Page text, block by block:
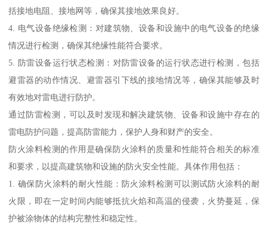
括接地电阻、接地网等，确保其接地效果良好。
4. 电气设备绝缘检测：对建筑物、设备和设施中的电气设备的绝缘
情况进行检测，确保其绝缘性能符合要求。
5. 防雷设备运行状态检测：对防雷设备的运行状态进行检测，包括
避雷器的动作情况、避雷器引下线的接地情况等，确保其能够及时
有效地对雷电进行防护。
通过防雷检测，可以及时发现和解决建筑物、设备和设施中存在的
雷电防护问题，提高防雷能力，保护人身和财产的安全。
防火涂料检测的作用是确保防火涂料的质量和性能符合相关的标准
和要求，以提高建筑物和设施的防火安全性能。具体作用包括：
1. 确保防火涂料的耐火性能：防火涂料检测可以测试防火涂料的耐
火限，即在一定时间内能够抵抗火焰和高温的侵袭，火势蔓延，保
护被涂物体的结构完整性和稳定性。